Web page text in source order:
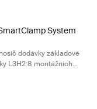
(selected)
System
dodávky základové
L3H2 8 montážních